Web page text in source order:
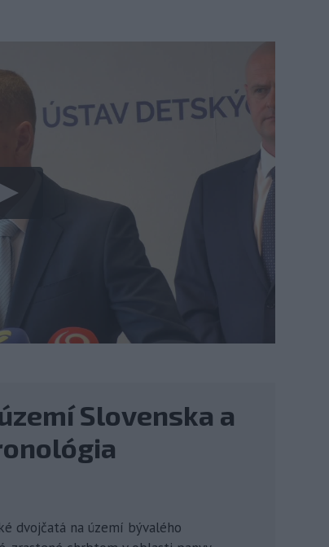
Slovenska a
dvojčatá na území bývalého